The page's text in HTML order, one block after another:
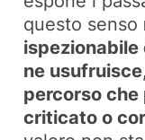
questo senso
ispezionabile
ne
percorso che
criticato o